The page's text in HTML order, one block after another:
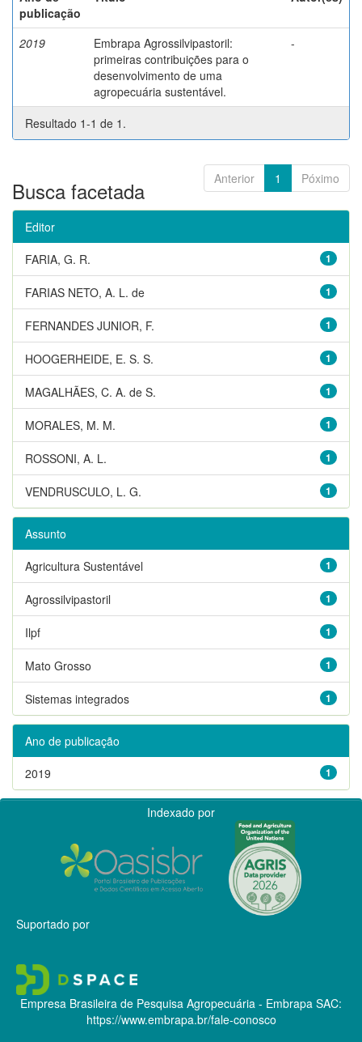
publicação
2019
Embrapa Agrossilvipastoril:
primeiras contribuições para o
desenvolvimento de uma
agropecuária sustentável.
-
Resultado 1-1 de 1.
Anterior 1 Póximo
Busca facetada
Editor
1
FARIA, G. R.
1
FARIAS NETO, A. L. de
1
FERNANDES JUNIOR, F.
1
HOOGERHEIDE, E. S. S.
1
MAGALHÃES, C. A. de S.
1
MORALES, M. M.
1
ROSSONI, A. L.
1
VENDRUSCULO, L. G.
Assunto
1
Agricultura Sustentável
1
Agrossilvipastoril
1
Ilpf
1
Mato Grosso
1
Sistemas integrados
Ano de publicação
1
2019
Indexado por
Suportado por
Empresa Brasileira de Pesquisa Agropecuária - Embrapa SAC:
https://www.embrapa.br/fale-conosco